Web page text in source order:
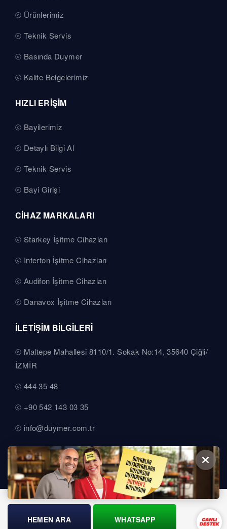
Ürünlerimiz
Teknik Servis
Basında Duymer
Kalite Belgelerimiz
HIZLI ERİŞİM
Bayilerimiz
Detaylı Bilgi Al
Teknik Servis
Bayi Girişi
CİHAZ MARKALARI
Starkey İşitme Cihazları
Interton İşitme Cihazları
Audifon İşitme Cihazları
Danavox İşitme Cihazları
İLETİŞİM BİLGİLERİ
Maltepe Mahallesi 8110/1. Sokak No:14, 35640 Çiğli/
İZMİR
444 35 48
+90 542 143 03 35
info@duymer.com.tr
HEMEN ARA WHATSAPP